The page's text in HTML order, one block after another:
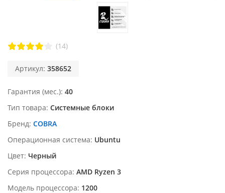
(14)
Артикул: 358652
Гарантия (мес.) 40
Тип товара Системные блоки
Бренд COBRA
Операционная система Ubuntu
Цвет Черный
Серия процессора AMD Ryzen 3
Модель процессора 1200